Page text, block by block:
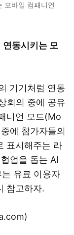
모바일 컴패니언
동시키는 모
기기처럼 연동
회의 중에 공유
니언 모드(Mo
에 참가자들의
표시해주는 라
업을 돕는 AI
유료 이용자
참고하자.